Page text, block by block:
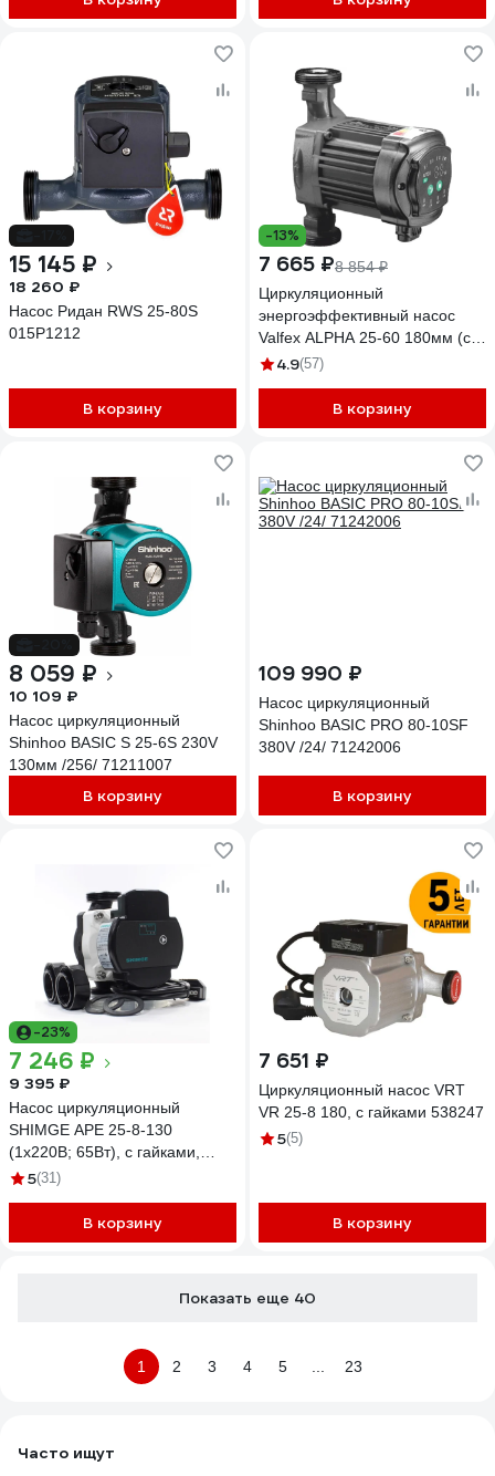
15 145 ₽
18 260 ₽
Насос Ридан RWS 25-80S
015P1212
В корзину
-13%
7 665 ₽8 854 ₽
Циркуляционный
энергоэффективный насос
Valfex ALPHA 25-60 180мм (с
гайками) (8) VF.AL.25.60.180
4.9(57)
В корзину
8 059 ₽
10 109 ₽
Насос циркуляционный
Shinhoo BASIC S 25-6S 230V
130мм /256/ 71211007
В корзину
109 990 ₽
Насос циркуляционный
Shinhoo BASIC PRO 80-10SF
380V /24/ 71242006
В корзину
-23%
7 246 ₽
9 395 ₽
Насос циркуляционный
SHIMGE APE 25-8-130
(1x220В; 65Вт), с гайками,
L130 10111700003
5(31)
В корзину
7 651 ₽
Циркуляционный насос VRT
VR 25-8 180, с гайками 538247
5(5)
В корзину
Показать еще 40
1 2 3 4 5 23
Часто ищут